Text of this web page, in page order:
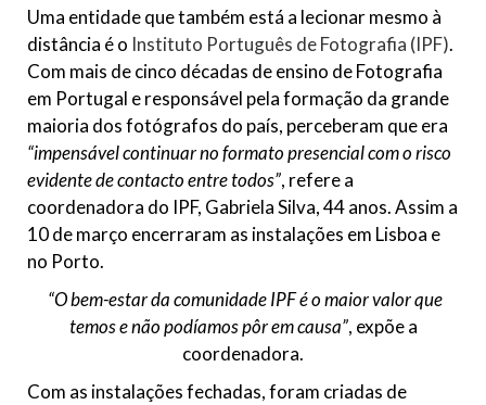
Uma entidade que também está a lecionar mesmo à
distância é o Instituto Português de Fotografia (IPF).
Com mais de cinco décadas de ensino de Fotografia
em Portugal e responsável pela formação da grande
maioria dos fotógrafos do país, perceberam que era
“impensável continuar no formato presencial com o risco
evidente de contacto entre todos”, refere a
coordenadora do IPF, Gabriela Silva, 44 anos. Assim a
10 de março encerraram as instalações em Lisboa e
no Porto.
“O bem-estar da comunidade IPF é o maior valor que
temos e não podíamos pôr em causa”, expõe a
coordenadora.
Com as instalações fechadas, foram criadas de